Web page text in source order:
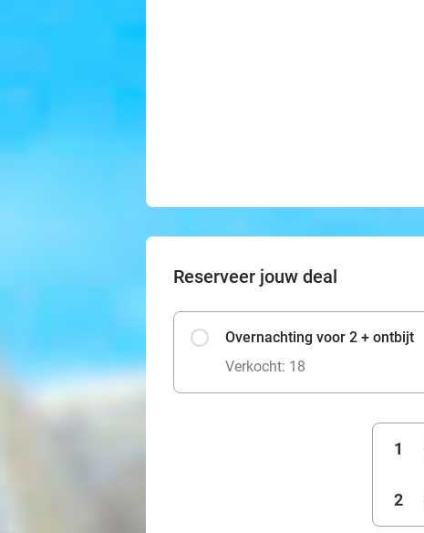
Reserveer jouw deal
Overnachting voor 2 + ontbijt
Verkocht: 18
1
2